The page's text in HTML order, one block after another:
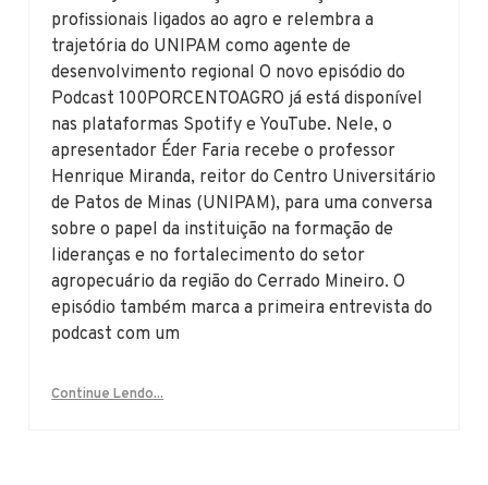
profissionais ligados ao agro e relembra a
trajetória do UNIPAM como agente de
desenvolvimento regional O novo episódio do
Podcast 100PORCENTOAGRO já está disponível
nas plataformas Spotify e YouTube. Nele, o
apresentador Éder Faria recebe o professor
Henrique Miranda, reitor do Centro Universitário
de Patos de Minas (UNIPAM), para uma conversa
sobre o papel da instituição na formação de
lideranças e no fortalecimento do setor
agropecuário da região do Cerrado Mineiro. O
episódio também marca a primeira entrevista do
podcast com um
Continue Lendo...